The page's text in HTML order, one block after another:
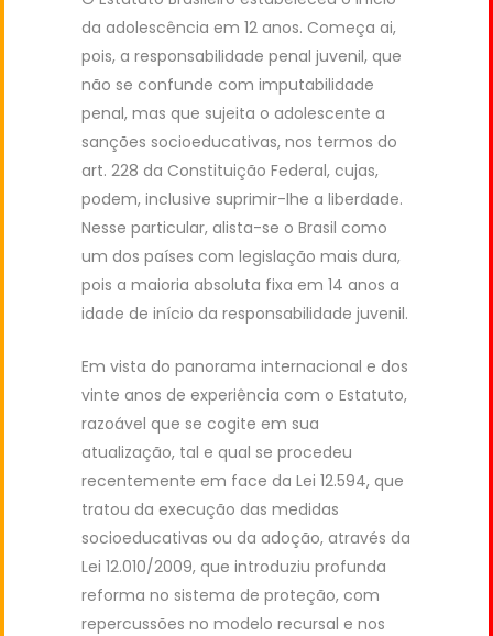
da adolescência em 12 anos. Começa ai,
pois, a responsabilidade penal juvenil, que
não se confunde com imputabilidade
penal, mas que sujeita o adolescente a
sanções socioeducativas, nos termos do
art. 228 da Constituição Federal, cujas,
podem, inclusive suprimir-lhe a liberdade.
Nesse particular, alista-se o Brasil como
um dos países com legislação mais dura,
pois a maioria absoluta fixa em 14 anos a
idade de início da responsabilidade juvenil.
Em vista do panorama internacional e dos
vinte anos de experiência com o Estatuto,
razoável que se cogite em sua
atualização, tal e qual se procedeu
recentemente em face da Lei 12.594, que
tratou da execução das medidas
socioeducativas ou da adoção, através da
Lei 12.010/2009, que introduziu profunda
reforma no sistema de proteção, com
repercussões no modelo recursal e nos